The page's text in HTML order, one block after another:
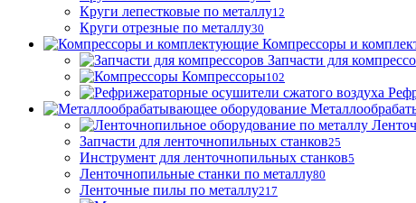
Круги лепестковые по металлу12
Круги отрезные по металлу30
Компрессоры и
Запчасти для
Компрессоры102
Запчасти для ленточнопильных станков25
Инструмент для ленточнопильных станков5
Ленточнопильные станки по металлу80
Ленточные пилы по металлу217